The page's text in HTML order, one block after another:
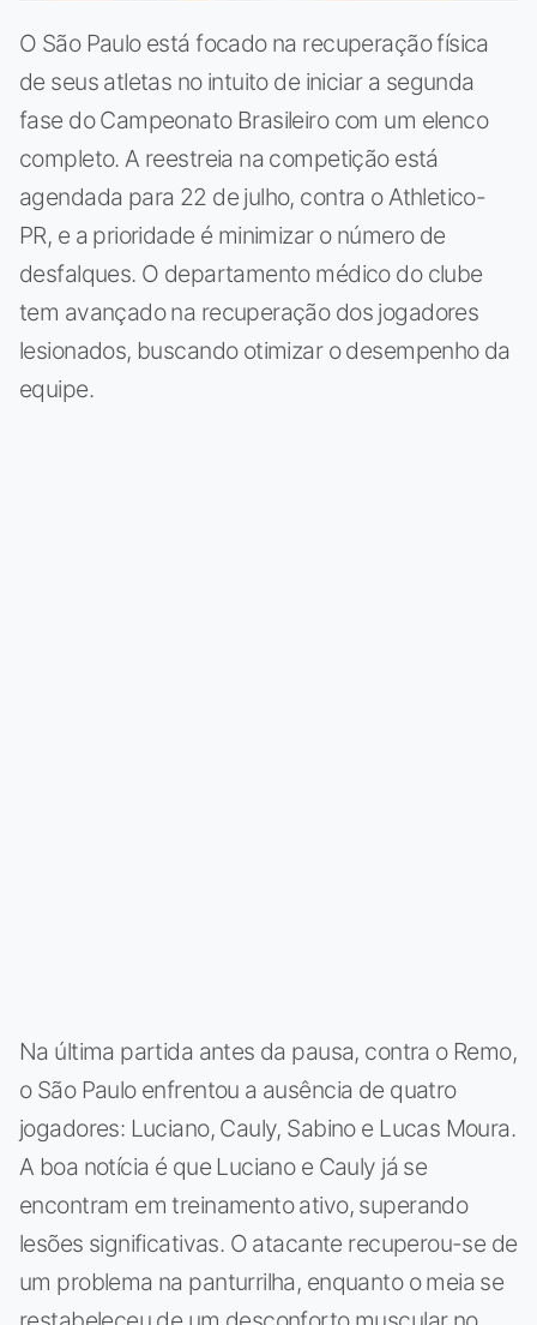
O São Paulo está focado na recuperação física
de seus atletas no intuito de iniciar a segunda
fase do Campeonato Brasileiro com um elenco
completo. A reestreia na competição está
agendada para 22 de julho, contra o Athletico-
PR, e a prioridade é minimizar o número de
desfalques. O departamento médico do clube
tem avançado na recuperação dos jogadores
lesionados, buscando otimizar o desempenho da
equipe.
Na última partida antes da pausa, contra o Remo,
o São Paulo enfrentou a ausência de quatro
jogadores: Luciano, Cauly, Sabino e Lucas Moura.
A boa notícia é que Luciano e Cauly já se
encontram em treinamento ativo, superando
lesões significativas. O atacante recuperou-se de
um problema na panturrilha, enquanto o meia se